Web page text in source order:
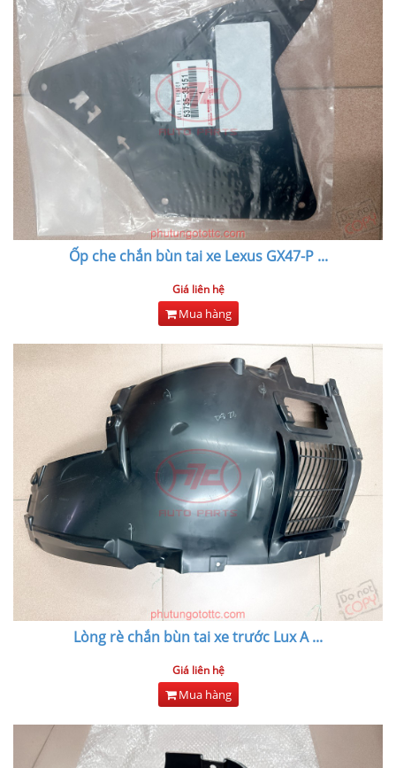
Ốp che chắn bùn tai xe Lexus GX47-P...
Giá liên hệ
Mua hàng
Lòng rè chắn bùn tai xe trước Lux A...
Giá liên hệ
Mua hàng